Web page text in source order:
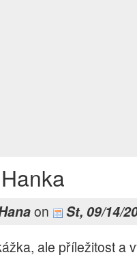
on
St, 09/14/
ale příležitost a